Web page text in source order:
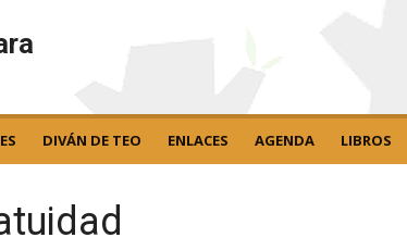
DIVÁN DE TEO ENLACES AGENDA LIBROS